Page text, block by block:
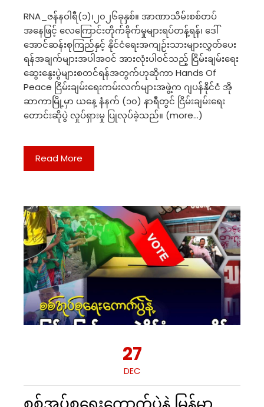
RNA_ဇန်နဝါရီ(၁)၊၂၀၂၆ခုနှစ်။ အာဏာသိမ်းစစ်တပ်
အနေဖြင့် လေကြောင်းတိုက်ခိုက်မှုများရပ်တန့်ရန်၊ ဒေါ်
အောင်ဆန်းစုကြည်နှင့် နိုင်ငံရေးအကျဉ်းသားများလွှတ်ပေး
ရန်အချက်များအပါအဝင် အားလုံးပါဝင်သည့် ငြိမ်းချမ်းရေး
ဆွေးနွေးပွဲများစတင်ရန်အတွက်ဟုဆိုကာ Hands Of
Peace ငြိမ်းချမ်းရေးကမ်းလက်များအဖွဲ့က ဂျပန်နိုင်ငံ အို
ဆာကာမြို့မှာ ယနေ့ နံနက် (၁၀) နာရီတွင် ငြိမ်းချမ်းရေး
တောင်းဆိုပွဲ လှုပ်ရှားမှု ပြုလုပ်ခဲ့သည်။ (more…)
Read More
27
DEC